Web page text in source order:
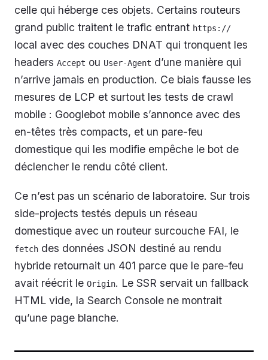
celle qui héberge ces objets. Certains routeurs
grand public traitent le trafic entrant https://
local avec des couches DNAT qui tronquent les
headers Accept ou User-Agent d’une manière qui
n’arrive jamais en production. Ce biais fausse les
mesures de LCP et surtout les tests de crawl
mobile : Googlebot mobile s’annonce avec des
en-têtes très compacts, et un pare-feu
domestique qui les modifie empêche le bot de
déclencher le rendu côté client.
Ce n’est pas un scénario de laboratoire. Sur trois
side-projects testés depuis un réseau
domestique avec un routeur surcouche FAI, le
fetch des données JSON destiné au rendu
hybride retournait un 401 parce que le pare-feu
avait réécrit le Origin. Le SSR servait un fallback
HTML vide, la Search Console ne montrait
qu’une page blanche.